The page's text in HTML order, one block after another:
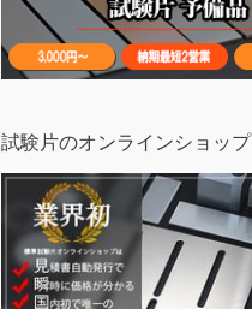
試験片のオンラインショップ